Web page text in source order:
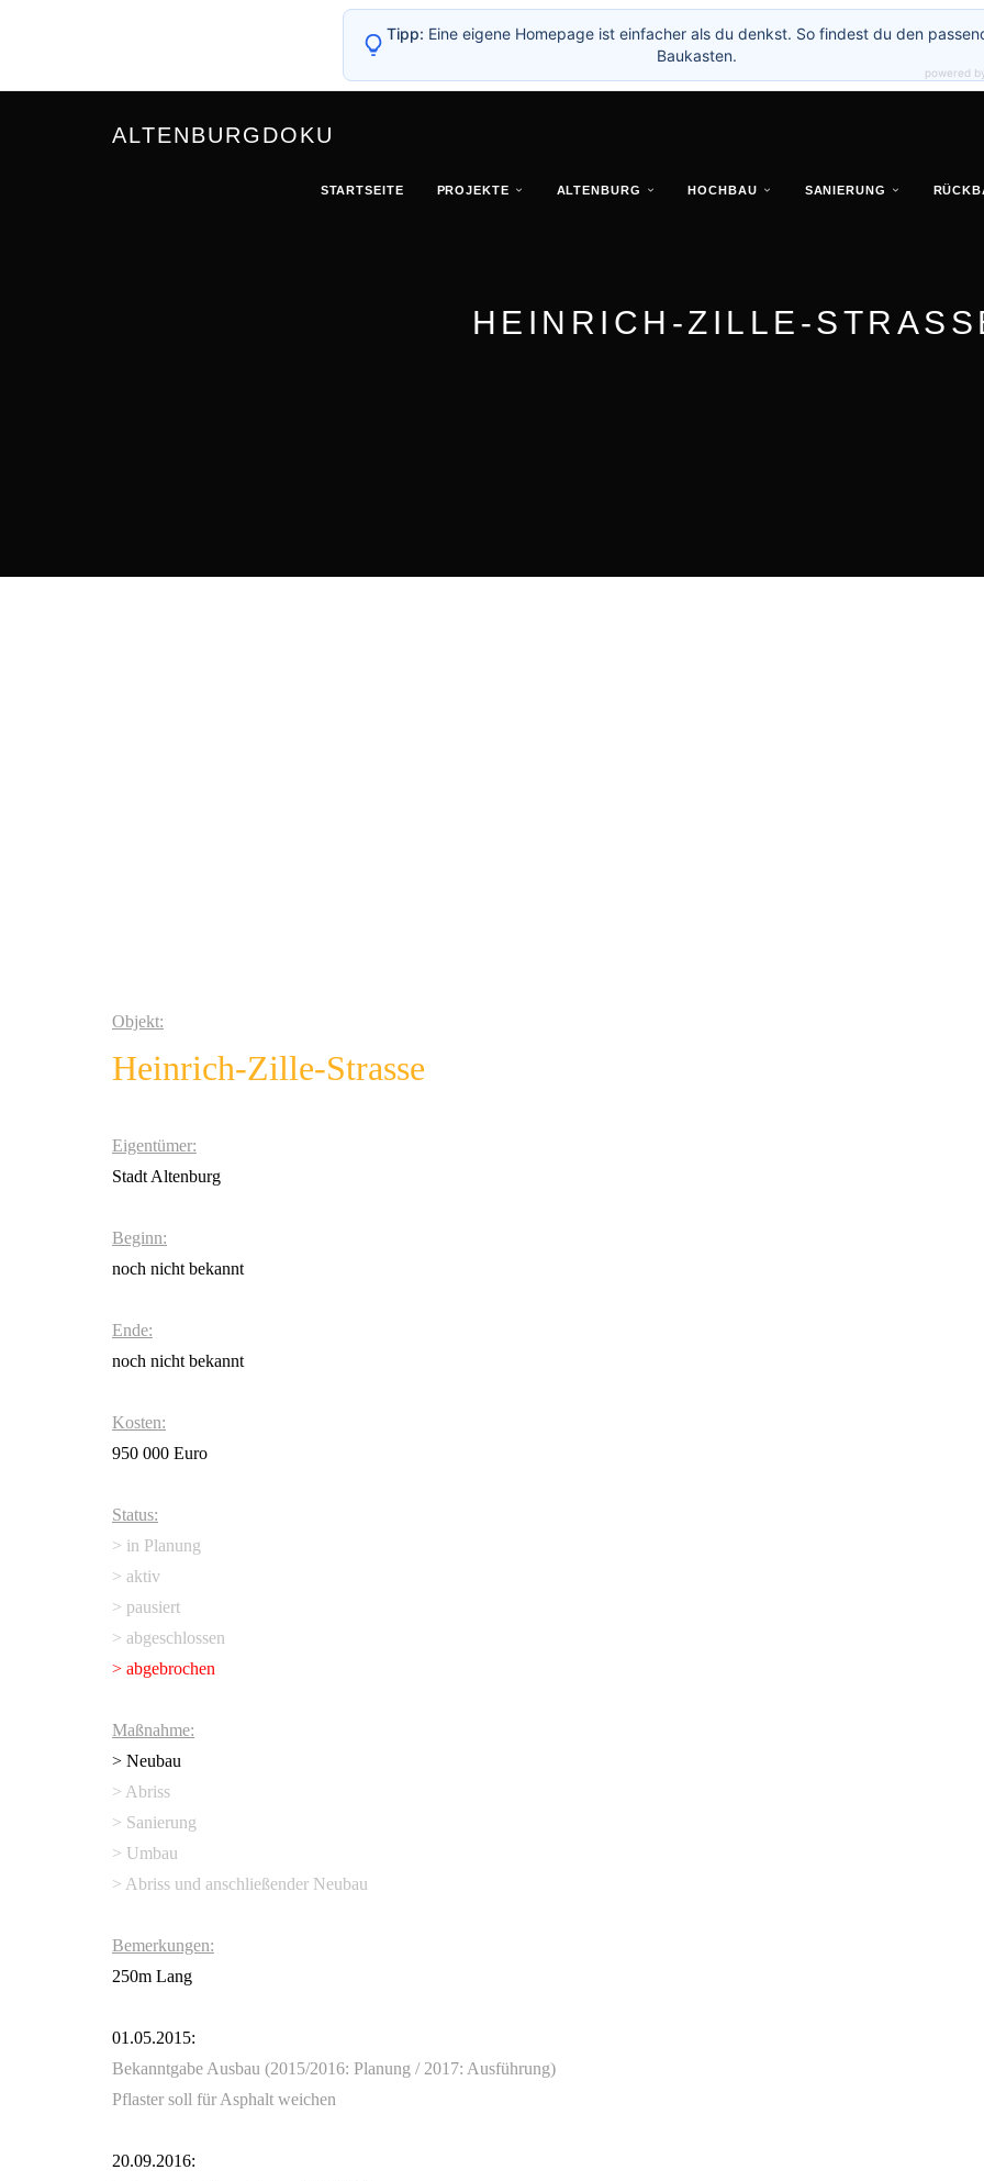
ALTENBURGDOKU
STARTSEITE PROJEKTE ALTENBURG HOCHBAU SANIERUNG
HEINRICH-ZILLE-
Objekt:
Heinrich-Zille-Strasse
Eigentümer:
Stadt Altenburg
Beginn:
noch nicht bekannt
Ende:
noch nicht bekannt
Kosten:
950 000 Euro
Status:
> in Planung
> aktiv
> pausiert
> abgeschlossen
> abgebrochen
Maßnahme:
> Neubau
> Abriss
> Sanierung
> Umbau
> Abriss und anschließender Neubau
Bemerkungen:
250m Lang
01.05.2015:
Bekanntgabe Ausbau (2015/2016: Planung / 2017: Ausführung)
Pflaster soll für Asphalt weichen
20.09.2016:
Tipp: Eine eigene Homepage ist einfacher als du denkst. So findest du den
Baukasten.
powered